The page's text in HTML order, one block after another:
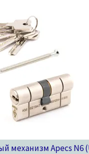
механизм Apecs N6